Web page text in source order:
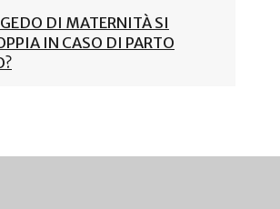
DI MATERNITÀ SI
IN CASO DI PARTO